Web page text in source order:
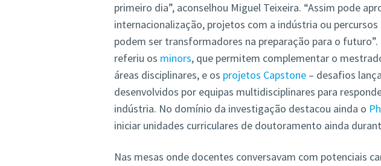
primeiro dia”, aconselhou Miguel Teixeira. “Assim pode
internacionalização, projetos com a indústria ou
podem ser transformadores na preparação para o
referiu os minors, que permitem complementar o
áreas disciplinares, e os projetos Capstone– desafios
desenvolvidos por equipas multidisciplinares para
indústria. No domínio da investigação destacou ainda o
iniciar unidades curriculares de doutoramento ainda
Nas mesas onde docentes conversavam com potenciais